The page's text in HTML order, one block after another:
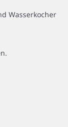
Wasserkocher